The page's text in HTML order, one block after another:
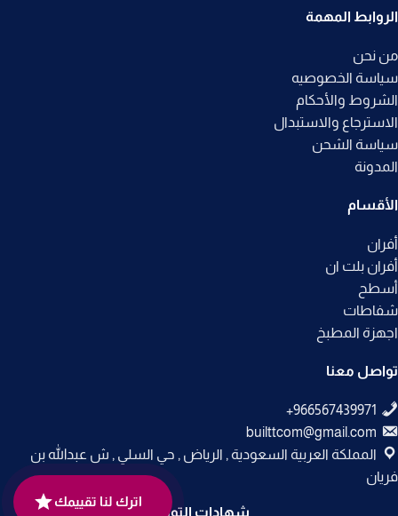
الروابط المهمة
من نحن
سياسة الخصوصيه
الشروط والأحكام
الاسترجاع والاستبدال
سياسة الشحن
المدونة
الأقسام
أفران
أفران بلت ان
أسطح
شفاطات
اجهزة المطبخ
تواصل معنا
builttcom@gmail.com
المملكة العربية السعودية , الرياض , حي السلي , ش عبدالله بن
فريان
شهادات التوثيق
اترك لنا تقييمك